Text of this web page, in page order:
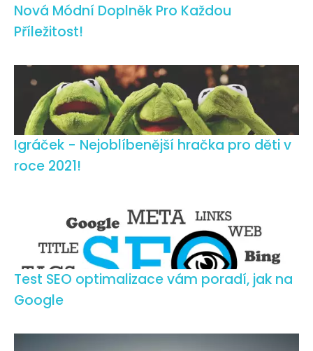
Nová Módní Doplněk Pro Každou
Příležitost!
Igráček - Nejoblíbenější hračka pro děti v
roce 2021!
Test SEO optimalizace vám poradí, jak na
Google